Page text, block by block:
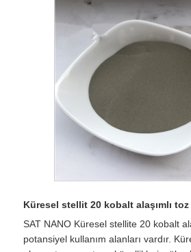
Küresel stellit 20 kobalt alaşımlı toz
SAT NANO Küresel stellite 20 kobalt
potansiyel kullanım alanları vardır.